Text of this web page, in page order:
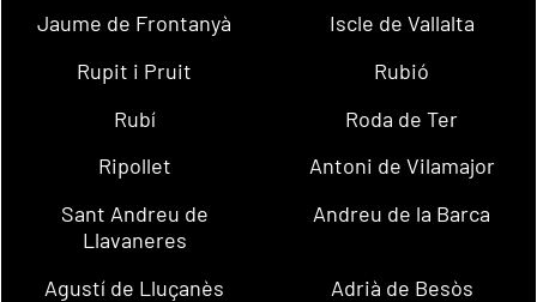
Jaume de Frontanyà
Iscle de Vallalta
Rupit i Pruit
Rubió
Rubí
Roda de Ter
Ripollet
Antoni de Vilamajor
Sant Andreu de
Llavaneres
Andreu de la Barca
Agustí de Lluçanès
Adrià de Besòs